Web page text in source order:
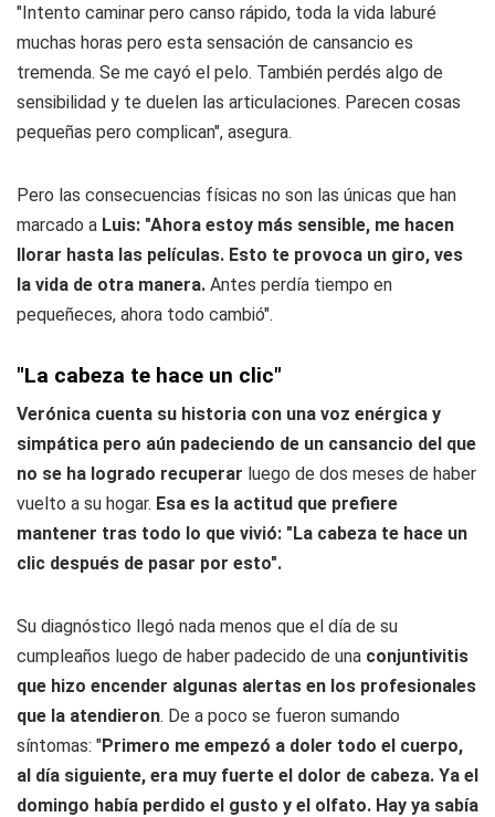
"Intento caminar pero canso rápido, toda la vida laburé
muchas horas pero esta sensación de cansancio es
tremenda. Se me cayó el pelo. También perdés algo de
sensibilidad y te duelen las articulaciones. Parecen cosas
pequeñas pero complican", asegura.
Pero las consecuencias físicas no son las únicas que han
marcado a Luis: "Ahora estoy más sensible, me hacen
llorar hasta las películas. Esto te provoca un giro, ves
la vida de otra manera. Antes perdía tiempo en
pequeñeces, ahora todo cambió".
"La cabeza te hace un clic"
Verónica cuenta su historia con una voz enérgica y
simpática pero aún padeciendo de un cansancio del que
no se ha logrado recuperar luego de dos meses de haber
vuelto a su hogar. Esa es la actitud que prefiere
mantener tras todo lo que vivió: "La cabeza te hace un
clic después de pasar por esto".
Su diagnóstico llegó nada menos que el día de su
cumpleaños luego de haber padecido de una conjuntivitis
que hizo encender algunas alertas en los profesionales
que la atendieron. De a poco se fueron sumando
síntomas: "Primero me empezó a doler todo el cuerpo,
al día siguiente, era muy fuerte el dolor de cabeza. Ya el
domingo había perdido el gusto y el olfato. Hay ya sabía